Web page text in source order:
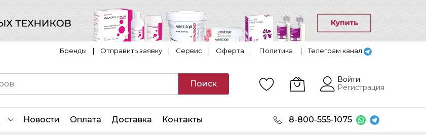
Бренды | Отправить заявку| Сервис | Оферта | Политика |Телеграм канал
Поиск
Войти
Регистрация
Новости Оплата Доставка Контакты
8-800-555-1075